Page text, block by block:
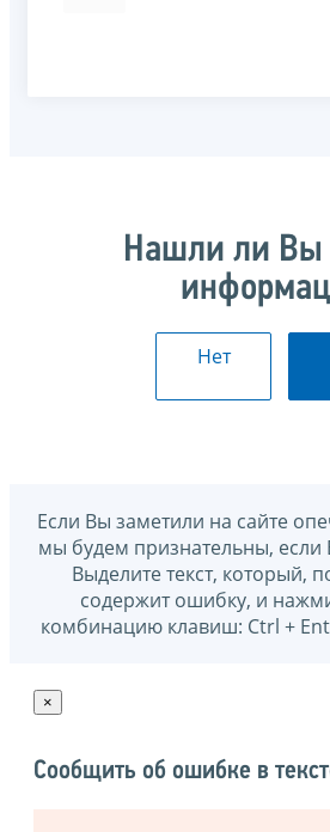
Нашли ли
Нет
Если Вы заметили на сайте
мы будем признательны,
Выделите текст, который,
содержит ошибку, и
комбинацию клавиш: Ctrl +
×
Сообщить об ошибке в